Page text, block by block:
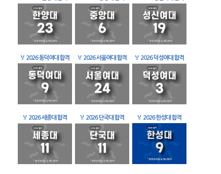
🏅 2026 동덕여대 합격 🏅 2026 서울여대 합격 🏅 2026 덕성여대 합격
🏅 2026 세종대 합격 🏅 2026 단국대 합격 🏅 2026 한성대 합격